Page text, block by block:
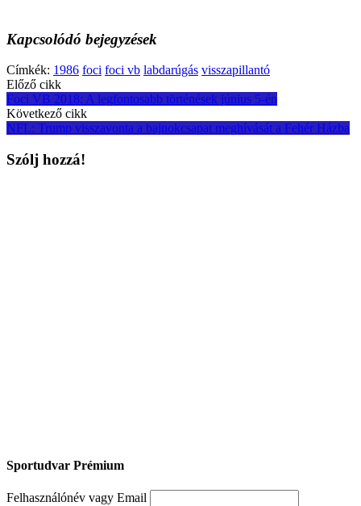
Kapcsolódó bejegyzések
Címkék: 1986 foci foci vb labdarúgás visszapillantó
Post
navigation
Előző cikk
Foci VB 2018: A legfontosabb történések június 5-én
Következő cikk
NFL: Trump visszavonta a bajnokcsapat meghívását a Fehér Házba
Szólj hozzá!
Sportudvar Prémium
Felhasználónév vagy Email